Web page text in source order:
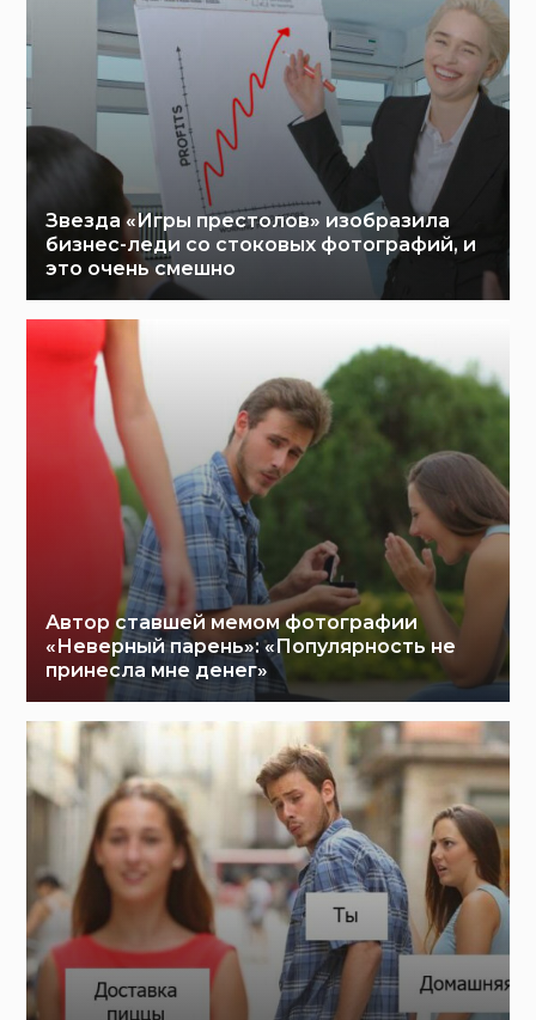
Звезда «Игры престолов» изобразила
бизнес-леди со стоковых фотографий, и
это очень смешно
Автор ставшей мемом фотографии
«Неверный парень»: «Популярность не
принесла мне денег»